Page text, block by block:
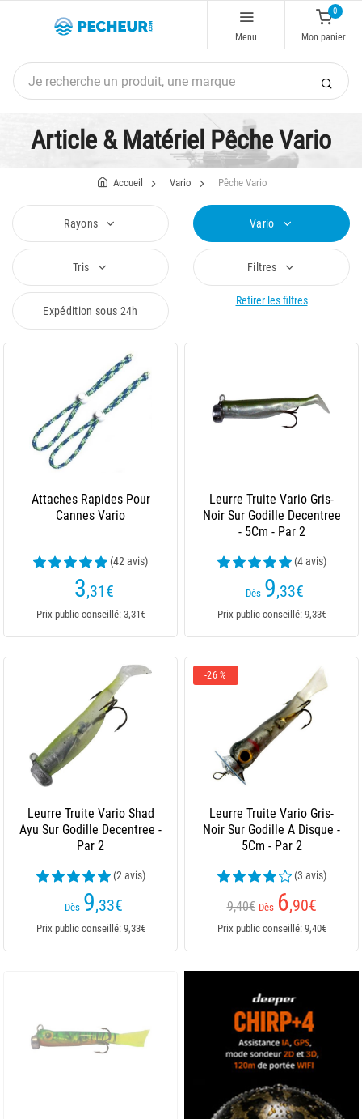
Menu
0
Mon panier
Article & Matériel Pêche Vario
Accueil Vario Pêche Vario
Rayons Vario
Tris Filtres
Expédition sous 24h
Retirer les filtres
Attaches Rapides Pour
Cannes Vario
(42 avis)
3,31€
Prix public conseillé: 3,31€
Leurre Truite Vario Gris-
Noir Sur Godille Decentree
- 5Cm - Par 2
(4 avis)
Dès 9,33€
Prix public conseillé: 9,33€
Leurre Truite Vario Shad
Ayu Sur Godille Decentree -
Par 2
(2 avis)
Dès 9,33€
Prix public conseillé: 9,33€
-26 %
Leurre Truite Vario Gris-
Noir Sur Godille A Disque -
5Cm - Par 2
(3 avis)
9,40€ Dès 6,90€
Prix public conseillé: 9,40€